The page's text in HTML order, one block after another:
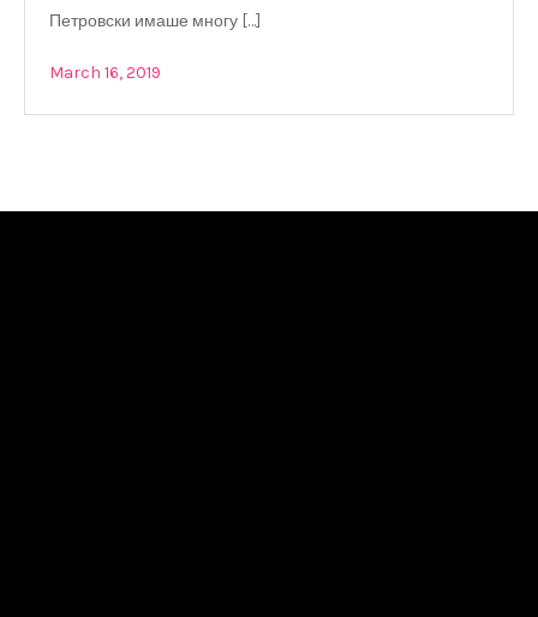
Петровски имаше многу […]
March 16, 2019